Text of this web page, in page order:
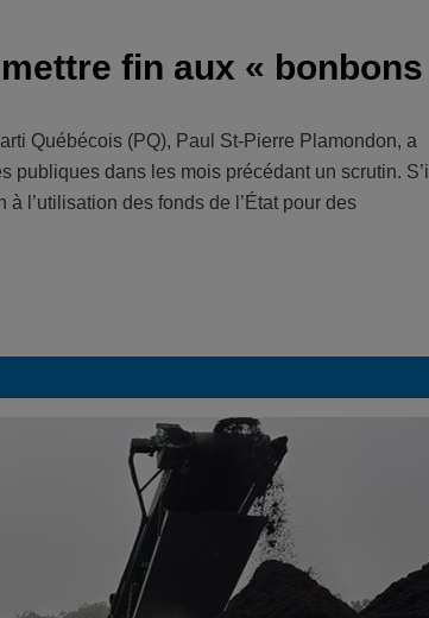
fin aux « bonbons
Québécois (PQ), Paul St-Pierre Plamondon, a
dans les mois précédant un scrutin. S’il
l’utilisation des fonds de l’État pour des